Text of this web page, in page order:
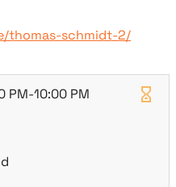
thomas-schmidt-2/
PM-10:00 PM